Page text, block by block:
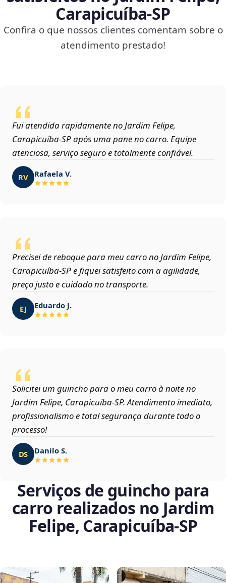
Carapicuíba‑SP
Confira o que nossos clientes comentam sobre o
atendimento prestado!
Fui atendida rapidamente no Jardim Felipe,
Carapicuíba‑SP após uma pane no carro. Equipe
atenciosa, serviço seguro e totalmente confiável.
RV Rafaela V.
Precisei de reboque para meu carro no Jardim Felipe,
Carapicuíba‑SP e fiquei satisfeito com a agilidade,
preço justo e cuidado no transporte.
EJ Eduardo J.
Solicitei um guincho para o meu carro à noite no
Jardim Felipe, Carapicuíba‑SP. Atendimento imediato,
profissionalismo e total segurança durante todo o
processo!
DS Danilo S.
Serviços de guincho para
carro realizados no Jardim
Felipe, Carapicuíba‑SP